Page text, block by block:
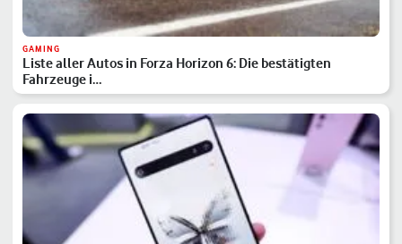
GAMING
Liste aller Autos in Forza Horizon 6: Die bestätigten
Fahrzeuge i…